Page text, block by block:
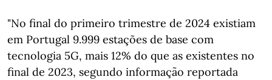
"No final do primeiro trimestre de 2024 existiam
em Portugal 9.999 estações de base com
tecnologia 5G, mais 12% do que as existentes no
final de 2023, segundo informação reportada